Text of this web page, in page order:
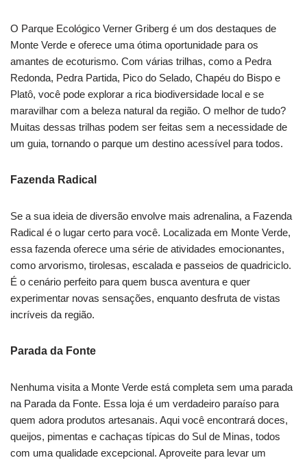
O Parque Ecológico Verner Griberg é um dos destaques de
Monte Verde e oferece uma ótima oportunidade para os
amantes de ecoturismo. Com várias trilhas, como a Pedra
Redonda, Pedra Partida, Pico do Selado, Chapéu do Bispo e
Platô, você pode explorar a rica biodiversidade local e se
maravilhar com a beleza natural da região. O melhor de tudo?
Muitas dessas trilhas podem ser feitas sem a necessidade de
um guia, tornando o parque um destino acessível para todos.
Fazenda Radical
Se a sua ideia de diversão envolve mais adrenalina, a Fazenda
Radical é o lugar certo para você. Localizada em Monte Verde,
essa fazenda oferece uma série de atividades emocionantes,
como arvorismo, tirolesas, escalada e passeios de quadriciclo.
É o cenário perfeito para quem busca aventura e quer
experimentar novas sensações, enquanto desfruta de vistas
incríveis da região.
Parada da Fonte
Nenhuma visita a Monte Verde está completa sem uma parada
na Parada da Fonte. Essa loja é um verdadeiro paraíso para
quem adora produtos artesanais. Aqui você encontrará doces,
queijos, pimentas e cachaças típicas do Sul de Minas, todos
com uma qualidade excepcional. Aproveite para levar um